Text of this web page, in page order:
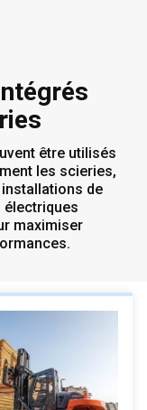
être utilisés
les scieries,
de
maximiser